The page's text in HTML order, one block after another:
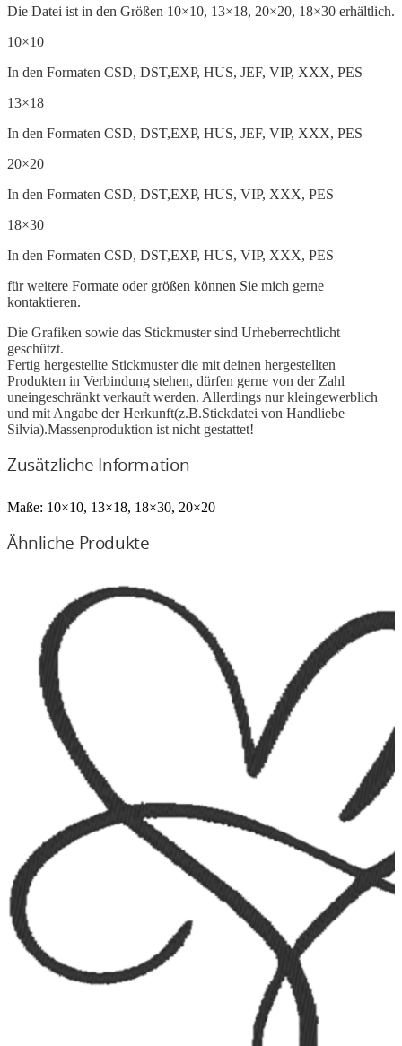
Die Datei ist in den Größen 10×10, 13×18, 20×20, 18×30 erhältlich.
10×10
In den Formaten CSD, DST,EXP, HUS, JEF, VIP, XXX, PES
13×18
In den Formaten CSD, DST,EXP, HUS, JEF, VIP, XXX, PES
20×20
In den Formaten CSD, DST,EXP, HUS, VIP, XXX, PES
18×30
In den Formaten CSD, DST,EXP, HUS, VIP, XXX, PES
für weitere Formate oder größen können Sie mich gerne
kontaktieren.
Die Grafiken sowie das Stickmuster sind Urheberrechtlicht
geschützt.
Fertig hergestellte Stickmuster die mit deinen hergestellten
Produkten in Verbindung stehen, dürfen gerne von der Zahl
uneingeschränkt verkauft werden. Allerdings nur kleingewerblich
und mit Angabe der Herkunft(z.B.Stickdatei von Handliebe
Silvia).Massenproduktion ist nicht gestattet!
Zusätzliche Information
Maße: 10×10, 13×18, 18×30, 20×20
Ähnliche Produkte